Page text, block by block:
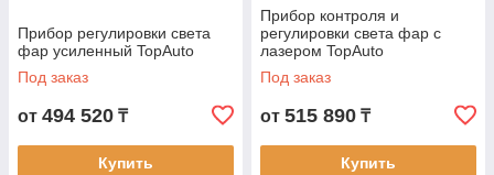
Прибор регулировки света
фар усиленный TopAuto
Под заказ
от 494 520 ₸
Купить
Прибор контроля и
регулировки света фар с
лазером TopAuto
Под заказ
от 515 890 ₸
Купить